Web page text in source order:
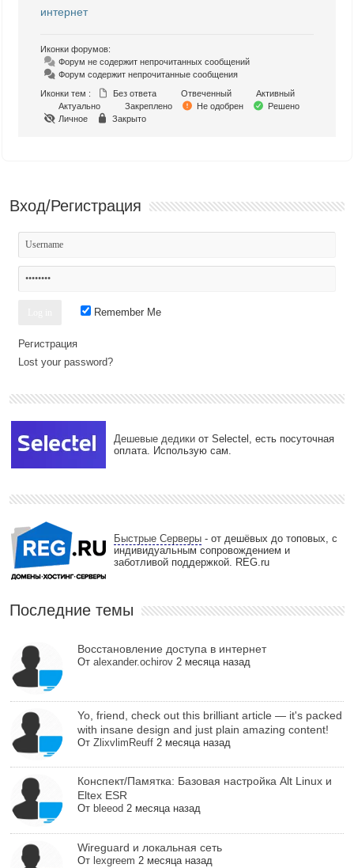
интернет
Иконки форумов:
Форум не содержит непрочитанных сообщений
Форум содержит непрочитанные сообщения
Иконки тем :
Без ответа Отвеченный
Активный
Актуально
Закреплено Не одобрен
Решено
Личное
Закрыто
Вход/Регистрация
Remember Me
Регистрация
Lost your password?
Дешевые дедики от Selectel, есть посуточная
оплата. Использую сам.
Быстрые Серверы - от дешёвых до топовых, с
индивидуальным сопровождением и
заботливой поддержкой. REG.ru
Последние темы
Восстановление доступа в интернет
От alexander.ochirov 2 месяца назад
Yo, friend, check out this brilliant article — it's packed
with insane design and just plain amazing content!
От ZlixvlimReuff 2 месяца назад
Конспект/Памятка: Базовая настройка Alt Linux и
Eltex ESR
От bleeod 2 месяца назад
Wireguard и локальная сеть
От lexgreem 2 месяца назад